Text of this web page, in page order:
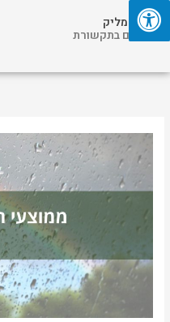
דילוג
לתוכן
אריאל מליק
אזכורים בתקשורת